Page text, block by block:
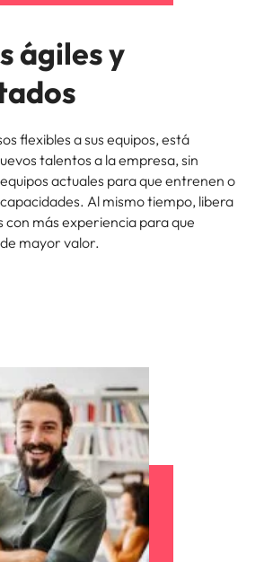
ágiles y
flexibles a sus equipos, está
talentos a la empresa, sin
actuales para que entrenen o
Al mismo tiempo, libera
con más experiencia para que
mayor valor.